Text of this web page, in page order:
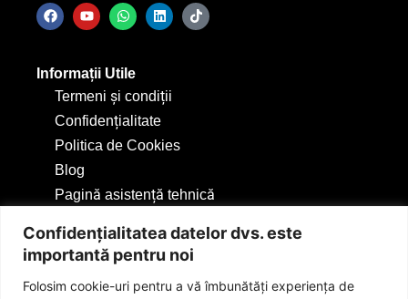
Confidențialitatea datelor dvs. este
importantă pentru noi
Folosim cookie-uri pentru a vă îmbunătăți experiența de
Informații Utile
Termeni și condiții
Confidențialitate
Politica de Cookies
Blog
Pagină asistență tehnică